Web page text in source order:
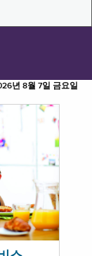
년 8월 7일 금요일